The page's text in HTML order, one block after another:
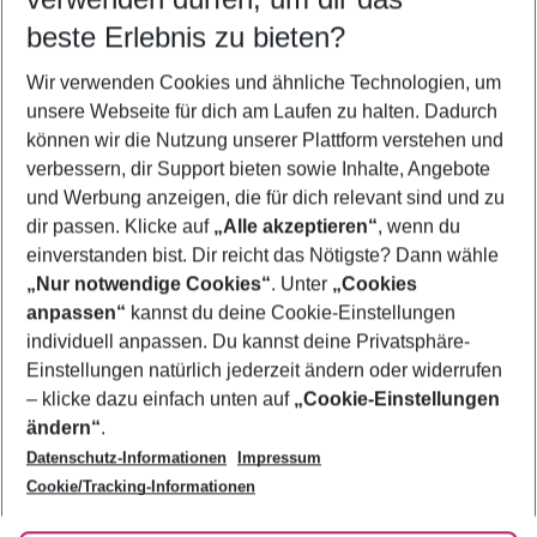
Pauschalreisen Puerto de la Cruz
Frübucher Angebote Puerto de la Cruz für 2026
Flug & Hotel Puerto de la Cruz
Familienurlaub Puerto de la Cruz
Urlaub Puerto de la Cruz
Footer
Footer navigation
Über uns
AGB
Bestpreisgarantie
Cookie-Einstellungen ändern
Cookie-Richtlinie
Agenturbetreuung
Barrierefreies Reisen
Folge uns
beste Erlebnis zu bieten?
Wir verwenden Cookies und ähnliche Technologien, um
unsere Webseite für dich am Laufen zu halten. Dadurch
können wir die Nutzung unserer Plattform verstehen und
verbessern, dir Support bieten sowie Inhalte, Angebote
und Werbung anzeigen, die für dich relevant sind und zu
dir passen. Klicke auf „Alle akzeptieren“, wenn du
einverstanden bist. Dir reicht das Nötigste? Dann wähle
„Nur notwendige Cookies“. Unter „Cookies
anpassen“ kannst du deine Cookie-Einstellungen
individuell anpassen. Du kannst deine Privatsphäre-
Einstellungen natürlich jederzeit ändern oder widerrufen
– klicke dazu einfach unten auf „Cookie-Einstellungen
ändern“.
Datenschutz-Informationen
Impressum
Cookie/Tracking-Informationen